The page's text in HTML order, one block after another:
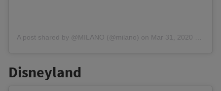
A post shared by @MILANO (@milano) on Mar 31, 2020 at 1:08pm PDT
Disneyland